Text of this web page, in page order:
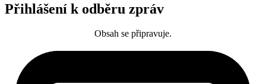
Přihlášení k odběru zpráv
Obsah se připravuje.